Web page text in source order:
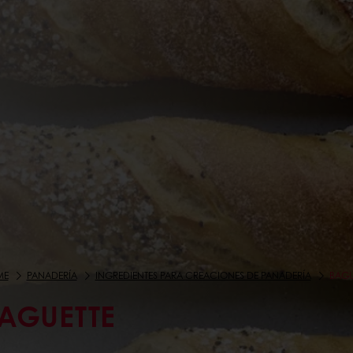
PANADERÍA INGREDIENTES PARA CREACIONES DE PANADERÍA